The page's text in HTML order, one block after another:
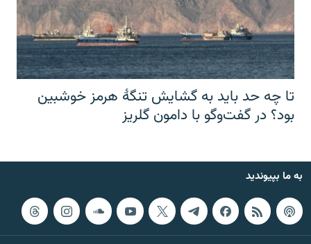
تا چه حد باید به گشایش تنگهٔ هرمز خوشبین
بود؟ در گفت‌وگو با دامون گلریز
به ما بپیوندید